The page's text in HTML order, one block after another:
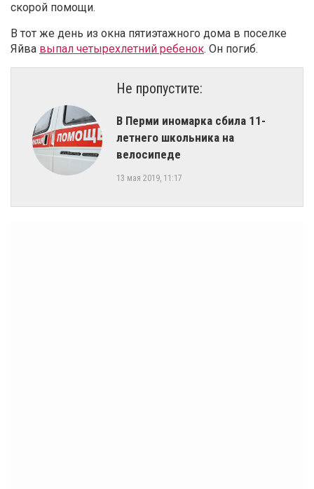
скорой помощи.
В тот же день из окна пятиэтажного дома в поселке
Яйва выпал четырехлетний ребенок. Он погиб.
Не пропустите:
В Перми иномарка сбила 11-
летнего школьника на
велосипеде
13 мая 2019, 11:17